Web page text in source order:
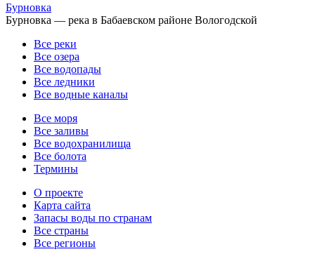
Бурновка
Бурновка — река в Бабаевском районе Вологодской
Все реки
Все озера
Все водопады
Все ледники
Все водные каналы
Все моря
Все заливы
Все водохранилища
Все болота
Термины
О проекте
Карта сайта
Запасы воды по странам
Все страны
Все регионы